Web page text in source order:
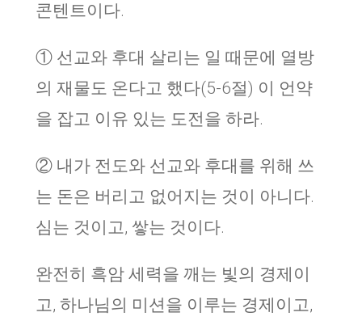
콘텐트이다.
① 선교와 후대 살리는 일 때문에 열방
의 재물도 온다고 했다(5-6절) 이 언약
을 잡고 이유 있는 도전을 하라.
② 내가 전도와 선교와 후대를 위해 쓰
는 돈은 버리고 없어지는 것이 아니다.
심는 것이고, 쌓는 것이다.
완전히 흑암 세력을 깨는 빛의 경제이
고, 하나님의 미션을 이루는 경제이고,